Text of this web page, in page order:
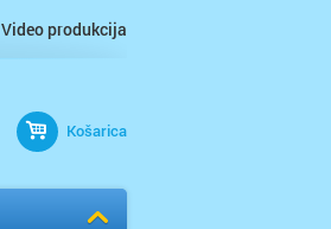
Video produkcija
Košarica